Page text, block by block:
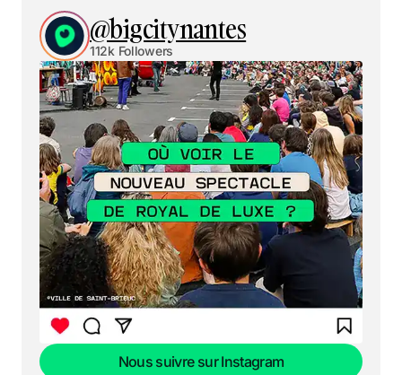
@bigcitynantes
112k Followers
Nous suivre sur Instagram